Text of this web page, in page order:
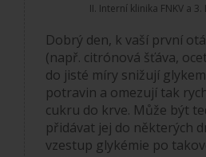
II. Interní klinika FNKV a 3.
Dobrý den, k vaší první
(např. citrónová šťáva,
do jisté míry snižují
potravin a omezují tak
cukru do krve. Může být
přidávat jej do některých
vzestup glykémie po